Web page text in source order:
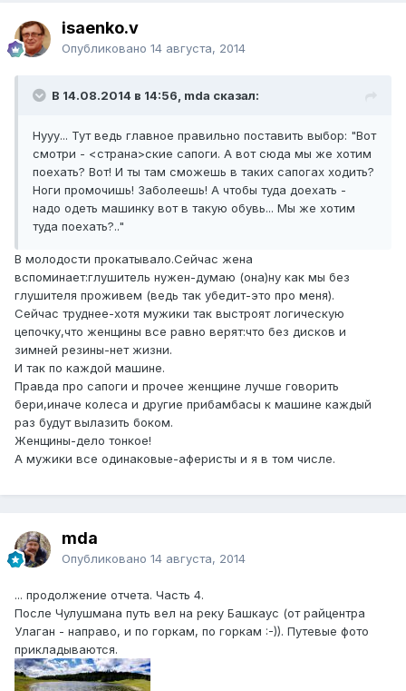
isaenko.v
Опубликовано 14 августа, 2014
В 14.08.2014 в 14:56, mda сказал:
Нууу... Тут ведь главное правильно поставить выбор: "Вот
смотри - <страна>ские сапоги. А вот сюда мы же хотим
поехать? Вот! И ты там сможешь в таких сапогах ходить?
Ноги промочишь! Заболеешь! А чтобы туда доехать -
надо одеть машинку вот в такую обувь... Мы же хотим
туда поехать?.."
В молодости прокатывало.Сейчас жена
вспоминает:глушитель нужен-думаю (она)ну как мы без
глушителя проживем (ведь так убедит-это про меня).
Сейчас труднее-хотя мужики так выстроят логическую
цепочку,что женщины все равно верят:что без дисков и
зимней резины-нет жизни.
И так по каждой машине.
Правда про сапоги и прочее женщине лучше говорить
бери,иначе колеса и другие прибамбасы к машине каждый
раз будут вылазить боком.
Женщины-дело тонкое!
А мужики все одинаковые-аферисты и я в том числе.
mda
Опубликовано 14 августа, 2014
... продолжение отчета. Часть 4.
После Чулушмана путь вел на реку Башкаус (от райцентра
Улаган - направо, и по горкам, по горкам :-)). Путевые фото
прикладываются.